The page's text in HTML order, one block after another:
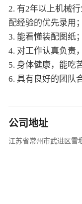
2. 有2年以上机械
配经验的优先录用；
3. 能看懂装配图纸；
4. 对工作认真负责
5. 身体健康，能吃
6. 具有良好的团队
公司地址
江苏省常州市武进区雪